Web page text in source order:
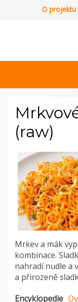
O projektu
(raw)
Mrkev a mák
kombinace.
nahradí nudle a
a přirozeně
Encyklopedie